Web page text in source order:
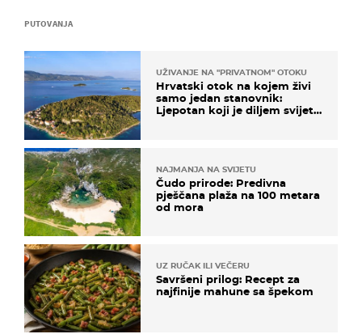
PUTOVANJA
UŽIVANJE NA "PRIVATNOM" OTOKU
Hrvatski otok na kojem živi
samo jedan stanovnik:
Ljepotan koji je diljem svijeta
NAJMANJA NA SVIJETU
Čudo prirode: Predivna
pješčana plaža na 100 metara
od mora
UZ RUČAK ILI VEČERU
Savršeni prilog: Recept za
najfinije mahune sa špekom